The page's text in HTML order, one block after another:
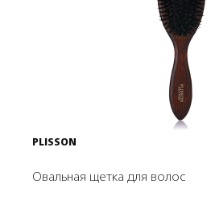
Подробнее
В корзину
PLISSON
Овальная щетка для волос